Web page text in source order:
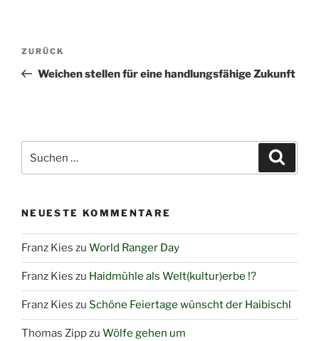
Beitragsnavigation
Vorheriger
Beitrag
ZURÜCK
Weichen stellen für eine handlungsfähige Zukunft
nach:
NEUESTE KOMMENTARE
Franz Kies zu World Ranger Day
Franz Kies zu Haidmühle als Welt(kultur)erbe !?
Franz Kies zu Schöne Feiertage wünscht der Haibischl
Thomas Zippzu Wölfe gehen um